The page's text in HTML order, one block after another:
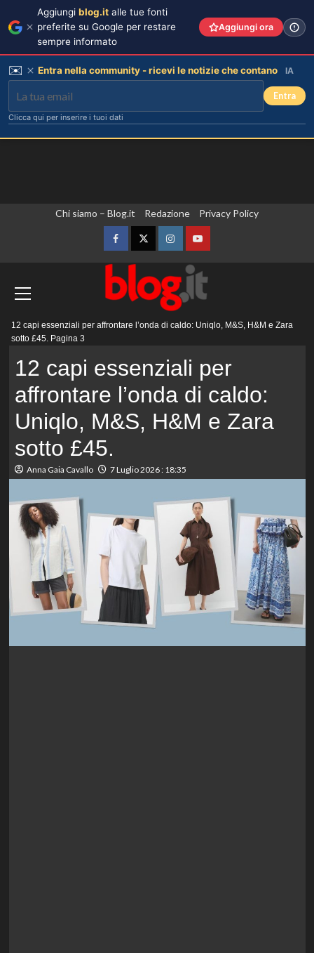
Chi siamo – Blog.it Redazione Privacy Policy
FacebookTwitterInstagramYouTube
principale
12 capi essenziali per affrontare l’onda di caldo: Uniqlo, M&S, H&M e Zara
sotto £45. Pagina 3
12 capi essenziali per
affrontare l’onda di caldo:
Uniqlo, M&S, H&M e Zara
sotto £45.
Anna Gaia Cavallo 7 Luglio 2026 : 18:35
Aggiungi blog.it alle tue fonti
preferite su Google per restare
sempre informato
Aggiungi ora
✉️ Entra nella community - ricevi le notizie che contano IA
Entra
Clicca qui per inserire i tuoi dati